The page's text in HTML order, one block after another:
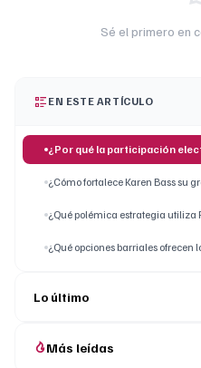
Sé el primero en
EN ESTE ARTÍCULO
¿Por qué la participación
¿Cómo fortalece Karen Bass su
¿Qué polémica estrategia utiliza
¿Qué opciones barriales
Lo último
Más leídas